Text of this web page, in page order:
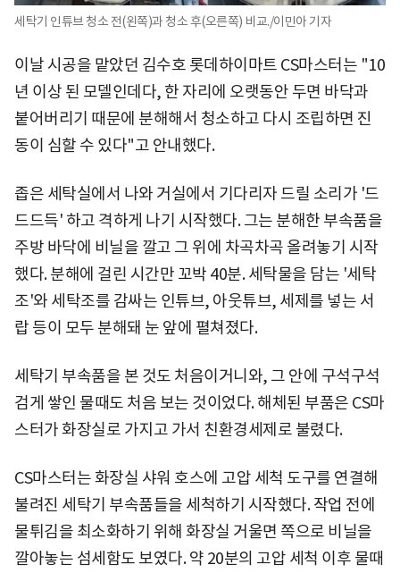
세탁기 인튜브 청소 전(왼쪽)과 청소 후(오른쪽) 비교./이민아 기자
이날 시공을 맡았던 김수호 롯데하이마트 CS마스터는 "10
년 이상 된 모델인데다, 한 자리에 오랫동안 두면 바닥과
붙어버리기 때문에 분해해서 청소하고 다시 조립하면 진
동이 심할 수 있다"고 안내했다.
좁은 세탁실에서 나와 거실에서 기다리자 드릴 소리가 '드
드드득' 하고 격하게 나기 시작했다. 그는 분해한 부속품을
주방 바닥에 비닐을 깔고 그 위에 차곡차곡 올려놓기 시작
했다. 분해에 걸린 시간만 꼬박 40분. 세탁물을 담는 '세탁
조'와 세탁조를 감싸는 인튜브, 아웃튜브, 세제를 넣는 서
랍 등이 모두 분해돼 눈 앞에 펼쳐졌다.
세탁기 부속품을 본 것도 처음이거니와, 그 안에 구석구석
검게 쌓인 물때도 처음 보는 것이었다. 해체된 부품은 CS마
스터가 화장실로 가지고 가서 친환경세제로 불렸다.
CS마스터는 화장실 샤워 호스에 고압 세척 도구를 연결해
불려진 세탁기 부속품들을 세척하기 시작했다. 작업 전에
물튀김을 최소화하기 위해 화장실 거울면 쪽으로 비닐을
깔아놓는 섬세함도 보였다. 약 20분의 고압 세척 이후 물때